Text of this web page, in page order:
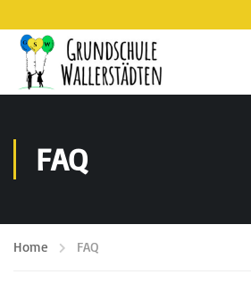
FAQ
Home FAQ